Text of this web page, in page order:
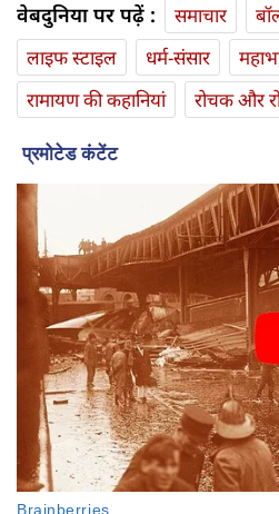
वेबदुनिया पर पढ़ें : समाचार
लाइफ स्‍टाइल
धर्म-संसार
रामायण की कहानियां
रोचक और